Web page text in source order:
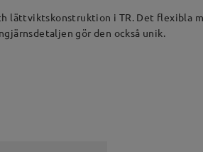
lättviktskonstruktion i TR. Det flexibla
gör den också unik.